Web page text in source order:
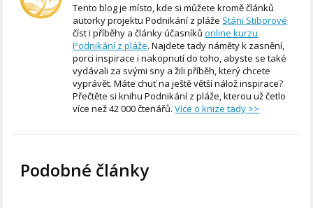
Tento blog je místo, kde si můžete kromě článků
autorky projektu Podnikání z pláže Stáni Stiborové
číst i příběhy a články účasníkůonline kurzu
Podnikání z pláže. Najdete tady náměty k zasnění,
porci inspirace i nakopnutí do toho, abyste se také
vydávali za svými sny a žili příběh, který chcete
vyprávět. Máte chuť na ještě větší nálož inspirace?
Přečtěte si knihu Podnikání z pláže, kterou už četlo
více než 42 000 čtenářů.Více o knize tady >>
Podobné články